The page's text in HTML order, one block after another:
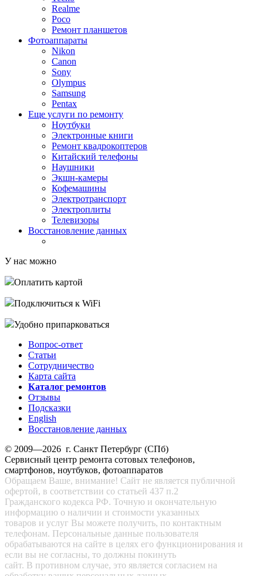
Realme
Poco
Ремонт планшетов
Фотоаппараты
Nikon
Canon
Sony
Olympus
Samsung
Pentax
Еще услуги по ремонту
Ноутбуки
Электронные книги
Ремонт квадрокоптеров
Китайский телефоны
Наушники
Экшн-камеры
Кофемашины
Электротранспорт
Электроплиты
Телевизоры
Восстановление данных
У нас можно
Оплатить картой
Подключиться к WiFi
Удобно припарковаться
Вопрос-ответ
Статьи
Сотрудничество
Карта сайта
Каталог ремонтов
Отзывы
Подсказки
English
Восстановление данных
© 2009—2026 г. Санкт Петербург (СПб)
Сервисный центр ремонта сотовых телефонов,
смартфонов, ноутбуков, фотоаппаратов
Обращаем Ваше, внимание! Сайт не является публичной
офертой, в соответствии со статьей 437 п.2
Гражданского кодекса РФ. Точную и окончательную
информацию о наличии и стоимости указанных
товаров и услуг Вы можете получить, по контактным
телефонам. Персональные данные пользователя
обрабатываются на сайте в целях его функционирования и
если вы не согласны, то должны покинуть
сайт. В противном случае, это является согласием на